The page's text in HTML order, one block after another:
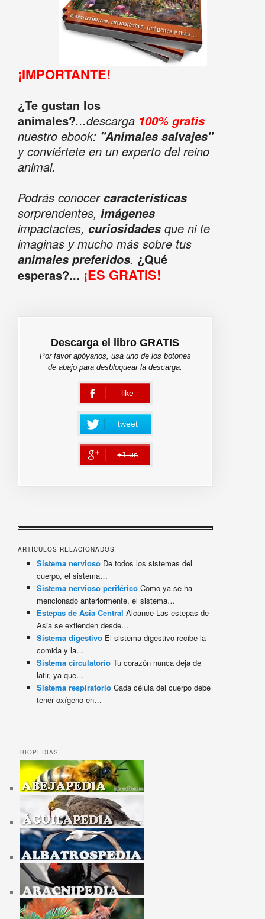
¡IMPORTANTE!
¿Te gustan los
animales?...descarga 100% gratis
nuestro ebook: "Animales salvajes"
y conviértete en un experto del reino
animal.
Podrás conocercaracterísticas
sorprendentes, imágenes
impactactes, curiosidadesque ni te
imaginas y mucho más sobre tus
animales preferidos. ¿Qué
esperas?... ¡ES GRATIS!
Descarga el libro GRATIS
Por favor apóyanos, usa uno de los botones
de abajo para desbloquear la descarga.
like
error
tweet
+1 us
error
ARTÍCULOS RELACIONADOS
Sistema nervioso De todos los sistemas del
cuerpo, el sistema…
Sistema nervioso periférico Como ya se ha
mencionado anteriormente, el sistema…
Estepas de Asia Central Alcance Las estepas de
Asia se extienden desde…
Sistema digestivo El sistema digestivo recibe la
comida y la…
Sistema circulatorio Tu corazón nunca deja de
latir, ya que…
Sistema respiratorio Cada célula del cuerpo debe
tener oxígeno en…
BIOPEDIAS